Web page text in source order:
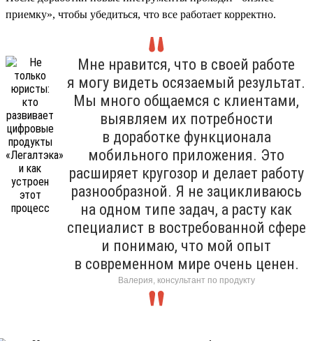
приемку», чтобы убедиться, что все работает корректно.
Мне нравится, что в своей работе
я могу видеть осязаемый результат.
Мы много общаемся с клиентами,
выявляем их потребности
в доработке функционала
мобильного приложения. Это
расширяет кругозор и делает работу
разнообразной. Я не зацикливаюсь
на одном типе задач, а расту как
специалист в востребованной сфере
и понимаю, что мой опыт
в современном мире очень ценен.
Валерия, консультант по продукту